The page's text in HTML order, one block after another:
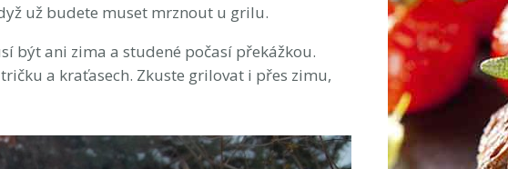
už budete muset mrznout u grilu.
být ani zima a studené počasí překážkou.
a kraťasech. Zkuste grilovat i přes zimu,